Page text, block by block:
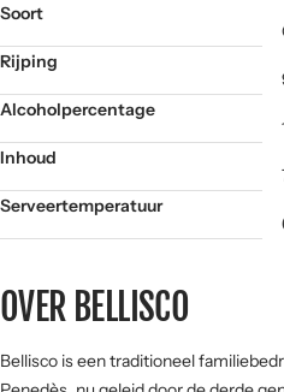
Soort
Rijping
Alcoholpercentage
Inhoud
Serveertemperatuur
OVER BELLISCO
Bellisco is een traditioneel